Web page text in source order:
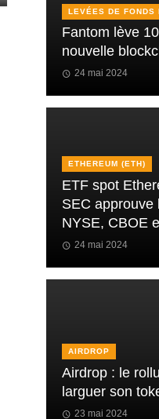
LEVÉES DE FONDS
Fantom lève
nouvelle
24 mai 2024
ETHEREUM (ETH)
ETF spot
SEC approuve
NYSE, CBOE
24 mai 2024
AIRDROP
Airdrop : le
larguer son
23 mai 2024